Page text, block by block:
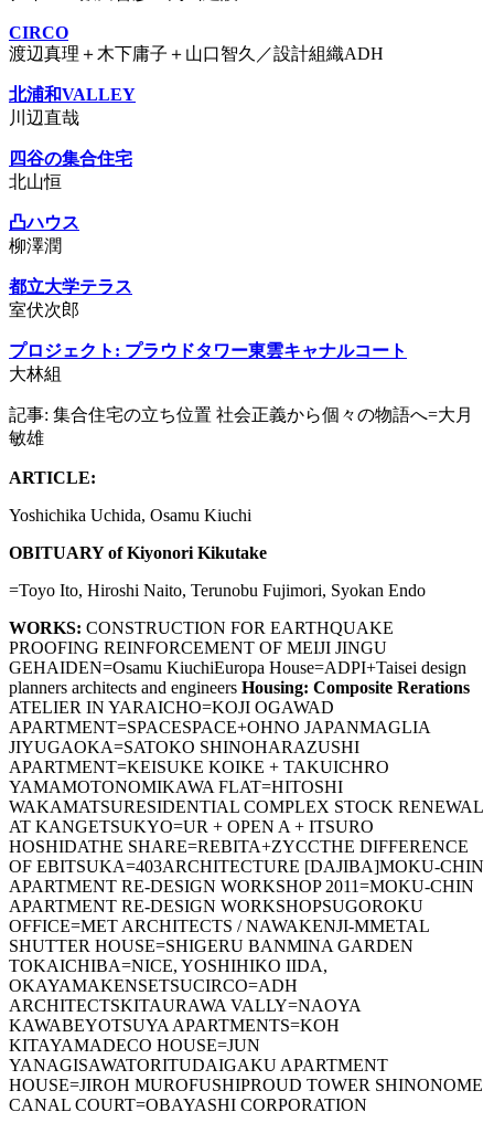
CIRCO
渡辺真理＋木下庸子＋山口智久／設計組織ADH
北浦和VALLEY
川辺直哉
四谷の集合住宅
北山恒
凸ハウス
柳澤潤
都立大学テラス
室伏次郎
プロジェクト: プラウドタワー東雲キャナルコート
大林組
記事: 集合住宅の立ち位置 社会正義から個々の物語へ=大月
敏雄
ARTICLE:
Yoshichika Uchida, Osamu Kiuchi
OBITUARY of Kiyonori Kikutake
=Toyo Ito, Hiroshi Naito, Terunobu Fujimori, Syokan Endo
WORKS: CONSTRUCTION FOR EARTHQUAKE
PROOFING REINFORCEMENT OF MEIJI JINGU
GEHAIDEN=Osamu KiuchiEuropa House=ADPI+Taisei design
planners architects and engineers Housing: Composite Rerations
ATELIER IN YARAICHO=KOJI OGAWAD
APARTMENT=SPACESPACE+OHNO JAPANMAGLIA
JIYUGAOKA=SATOKO SHINOHARAZUSHI
APARTMENT=KEISUKE KOIKE + TAKUICHRO
YAMAMOTONOMIKAWA FLAT=HITOSHI
WAKAMATSURESIDENTIAL COMPLEX STOCK RENEWAL
AT KANGETSUKYO=UR + OPEN A + ITSURO
HOSHIDATHE SHARE=REBITA+ZYCCTHE DIFFERENCE
OF EBITSUKA=403ARCHITECTURE [DAJIBA]MOKU-CHIN
APARTMENT RE-DESIGN WORKSHOP 2011=MOKU-CHIN
APARTMENT RE-DESIGN WORKSHOPSUGOROKU
OFFICE=MET ARCHITECTS / NAWAKENJI-MMETAL
SHUTTER HOUSE=SHIGERU BANMINA GARDEN
TOKAICHIBA=NICE, YOSHIHIKO IIDA,
OKAYAMAKENSETSUCIRCO=ADH
ARCHITECTSKITAURAWA VALLY=NAOYA
KAWABEYOTSUYA APARTMENTS=KOH
KITAYAMADECO HOUSE=JUN
YANAGISAWATORITUDAIGAKU APARTMENT
HOUSE=JIROH MUROFUSHIPROUD TOWER SHINONOME
CANAL COURT=OBAYASHI CORPORATION